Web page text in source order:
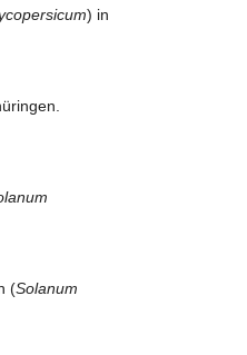
) in
(Solanum